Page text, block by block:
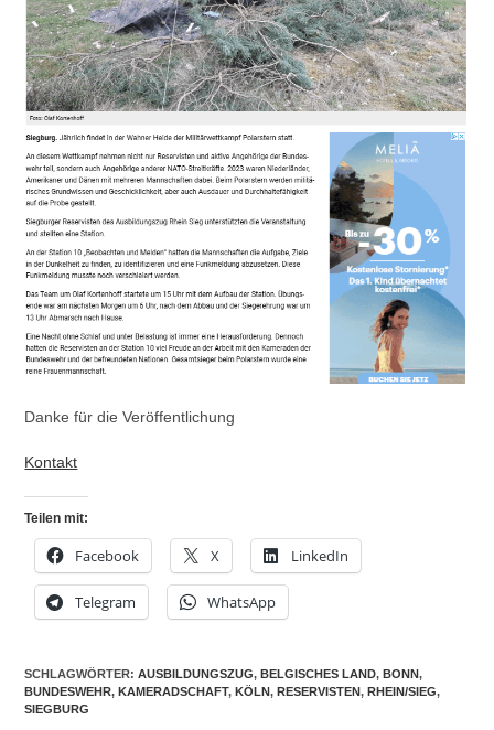
Danke für die Veröffentlichung
Kontakt
Teilen mit:
Facebook X LinkedIn
Telegram WhatsApp
SCHLAGWÖRTER:AUSBILDUNGSZUG, BELGISCHES LAND, BONN,
BUNDESWEHR, KAMERADSCHAFT, KÖLN, RESERVISTEN, RHEIN/SIEG,
SIEGBURG